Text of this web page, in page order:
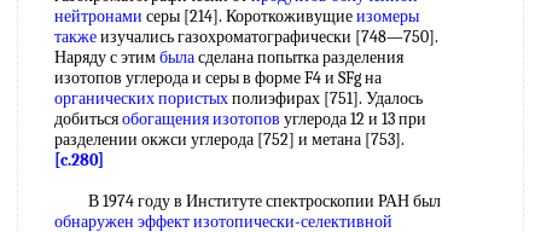
нейтронами серы [214]. Короткоживущиеизомеры
такжеизучались газохроматографически [748—750].
Наряду с этимбыласделана попытка разделения
изотопов углерода и серы в форме F4 и SFg на
органических пористыхполиэфирах [751]. Удалось
добитьсяобогащения изотопов углерода 12 и 13 при
разделении окжси углерода [752] и метана [753].
[c.280]
В 1974 году в Институте спектроскопии РАН был
обнаружен эффектизотопически-селективной